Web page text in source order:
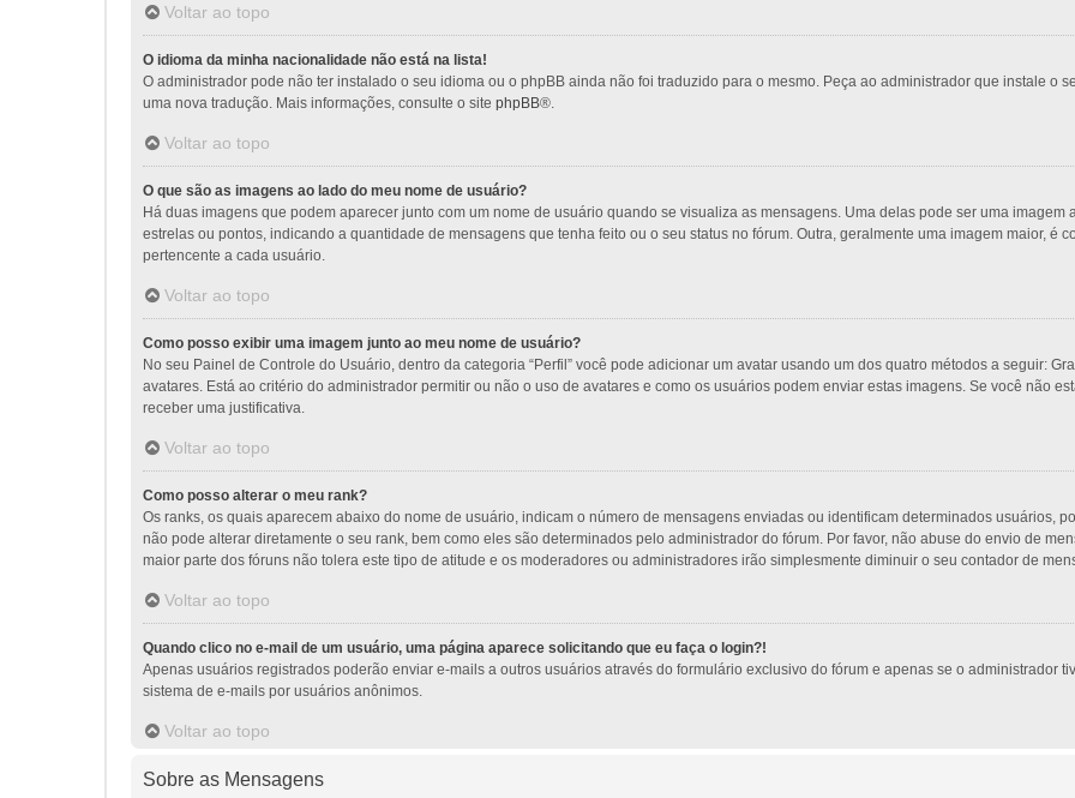
Voltar ao topo
O idioma da minha nacionalidade não está na lista!
O administrador pode não ter instalado o seu idioma ou o phpBB ainda não foi traduzido para o mesmo. Peça ao administrador que instale o
uma nova tradução. Mais informações, consulte o site phpBB®.
Voltar ao topo
O que são as imagens ao lado do meu nome de usuário?
Há duas imagens que podem aparecer junto com um nome de usuário quando se visualiza as mensagens. Uma delas pode ser uma
estrelas ou pontos, indicando a quantidade de mensagens que tenha feito ou o seu status no fórum. Outra, geralmente uma imagem maior, é
pertencente a cada usuário.
Voltar ao topo
Como posso exibir uma imagem junto ao meu nome de usuário?
No seu Painel de Controle do Usuário, dentro da categoria “Perfil” você pode adicionar um avatar usando um dos quatro métodos a seguir:
avatares. Está ao critério do administrador permitir ou não o uso de avatares e como os usuários podem enviar estas imagens. Se você não
receber uma justificativa.
Voltar ao topo
Como posso alterar o meu rank?
Os ranks, os quais aparecem abaixo do nome de usuário, indicam o número de mensagens enviadas ou identificam determinados usuários,
não pode alterar diretamente o seu rank, bem como eles são determinados pelo administrador do fórum. Por favor, não abuse do envio de
maior parte dos fóruns não tolera este tipo de atitude e os moderadores ou administradores irão simplesmente diminuir o seu contador de
Voltar ao topo
Quando clico no e-mail de um usuário, uma página aparece solicitando que eu faça o login?!
Apenas usuários registrados poderão enviar e-mails a outros usuários através do formulário exclusivo do fórum e apenas se o administrador
sistema de e-mails por usuários anônimos.
Voltar ao topo
Sobre as Mensagens